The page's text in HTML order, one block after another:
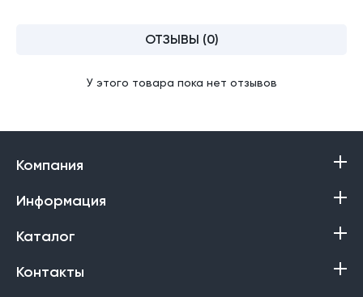
ОТЗЫВЫ (0)
У этого товара пока нет отзывов
Компания
Информация
Каталог
Контакты